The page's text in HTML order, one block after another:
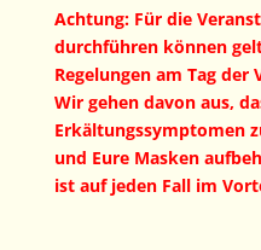
Achtung: Für die
durchführen können
Regelungen am Tag der
Wir gehen davon aus,
Erkältungssymptomen
und Eure Masken
ist auf jeden Fall im